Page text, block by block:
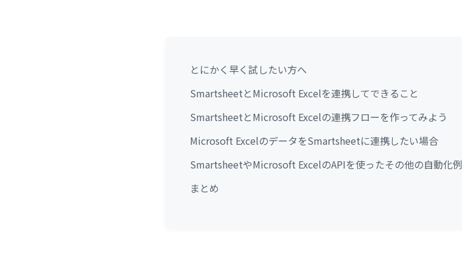
とにかく早く試したい方へ
SmartsheetとMicrosoft Excelを連携してできること
SmartsheetとMicrosoft Excelの連携フローを作ってみよう
Microsoft ExcelのデータをSmartsheetに連携したい場合
SmartsheetやMicrosoft ExcelのAPIを使ったその他の自動化例
まとめ